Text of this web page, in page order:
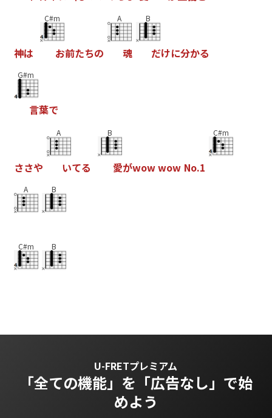
神は
C#m
お前たちの
A
魂
B
だけに分かる
G#m
言葉で
ささや
A
いてる
B
愛がwowwow No.1
C#m
A B
C#m B
U-FRETプレミアム
「全ての機能」を 「広告なし」で始
めよう